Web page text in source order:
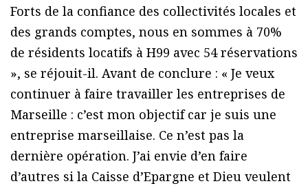
Forts de la confiance des collectivités locales et
des grands comptes, nous en sommes à 70%
de résidents locatifs à H99 avec 54 réservations
», se réjouit-il. Avant de conclure : « Je veux
continuer à faire travailler les entreprises de
Marseille : c’est mon objectif car je suis une
entreprise marseillaise. Ce n’est pas la
dernière opération. J’ai envie d’en faire
d’autres si la Caisse d’Epargne et Dieu veulent